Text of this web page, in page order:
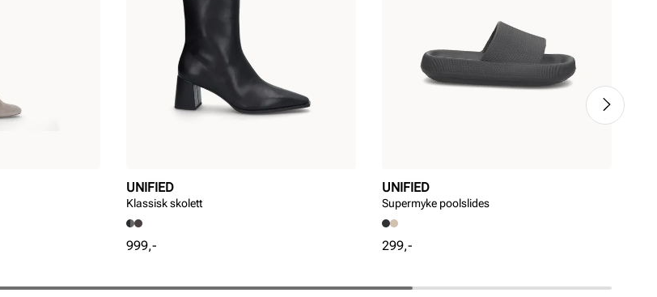
UNIFIED
Klassisk skolett
Pris
999,-
UNIFIED
Supermyke poolslides
Pris
299,-